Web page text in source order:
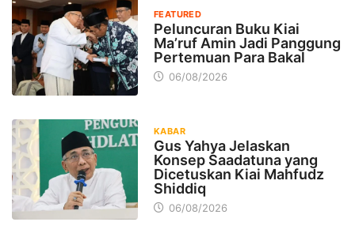
FEATURED
Peluncuran Buku Kiai
Ma’ruf Amin Jadi Panggung
Pertemuan Para Bakal
06/08/2026
KABAR
Gus Yahya Jelaskan
Konsep Saadatuna yang
Dicetuskan Kiai Mahfudz
Shiddiq
06/08/2026